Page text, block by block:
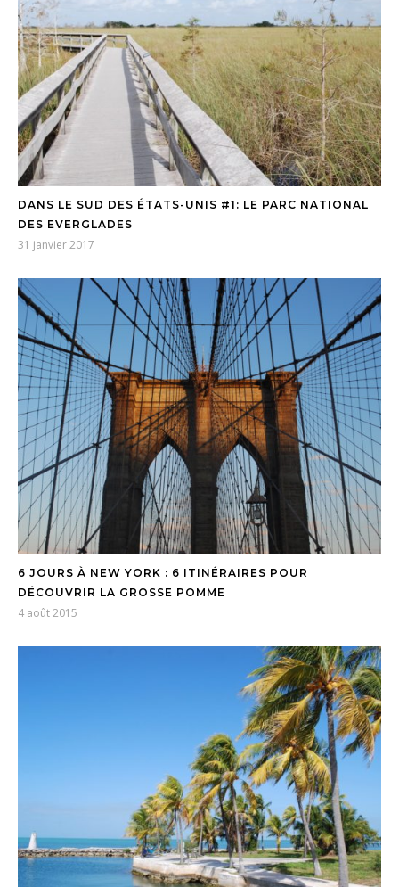
DANS LE SUD DES ÉTATS-UNIS #1: LE PARC NATIONAL
DES EVERGLADES
31 janvier 2017
6 JOURS À NEW YORK : 6 ITINÉRAIRES POUR
DÉCOUVRIR LA GROSSE POMME
4 août 2015